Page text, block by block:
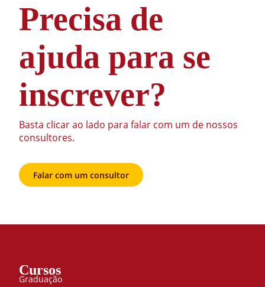
Precisa de
ajuda para se
inscrever?
Basta clicar ao lado para falar com um de nossos
consultores.
Falar com um consultor
Cursos
Graduação